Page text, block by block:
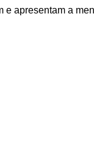
e apresentam a